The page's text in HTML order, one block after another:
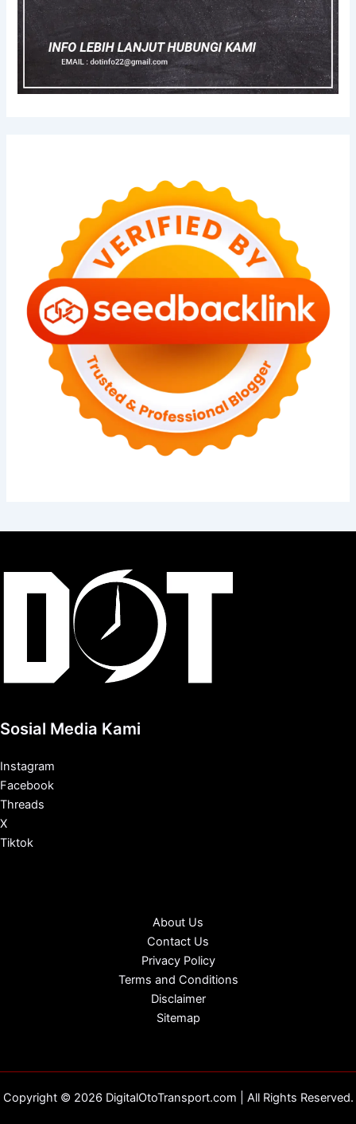
Sosial Media Kami
Instagram
Facebook
Threads
X
Tiktok
About Us
Contact Us
Privacy Policy
Terms and Conditions
Disclaimer
Sitemap
Copyright © 2026 DigitalOtoTransport.com | All Rights Reserved.